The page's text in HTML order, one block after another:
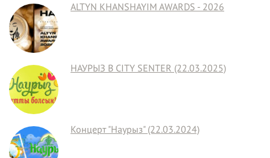
ALTYN KHANSHAYIM AWARDS - 2026
НАУРЫЗ В CITY SENTER (22.03.2025)
Концерт "Наурыз" (22.03.2024)